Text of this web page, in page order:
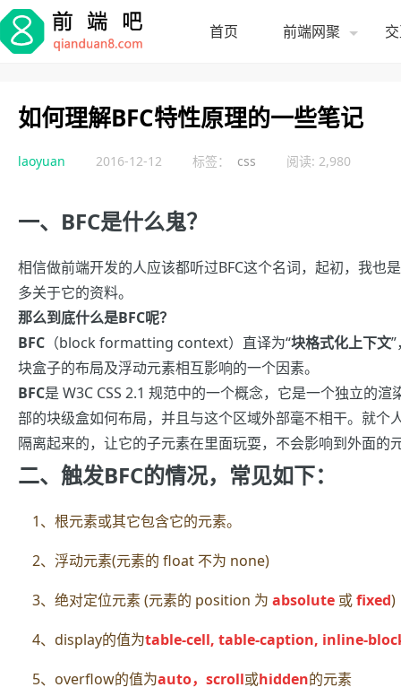
首页 前端网聚
如何理解BFC特性原理的一些笔记
laoyuan 2016-12-12 标签： css 阅读: 2,980
一、BFC是什么鬼？
相信做前端开发的人应该都听过BFC这个名词，起初，我也
多关于它的资料。
那么到底什么是BFC呢？
BFC （block formatting context）直译为“块格式化上下文
块盒子的布局及浮动元素相互影响的一个因素。
BFC是 W3C CSS 2.1 规范中的一个概念，它是一个独立的
部的块级盒如何布局，并且与这个区域外部毫不相干。就个
隔离起来的，让它的子元素在里面玩耍，不会影响到外面
二、触发BFC的情况，常见如下：
1、根元素或其它包含它的元素。
2、浮动元素(元素的 float 不为 none)
3、绝对定位元素 (元素的 position 为 absolute 或fixed)
4、display的值为table-cell, table-caption, inline-
5、overflow的值为auto，scroll或hidden的元素